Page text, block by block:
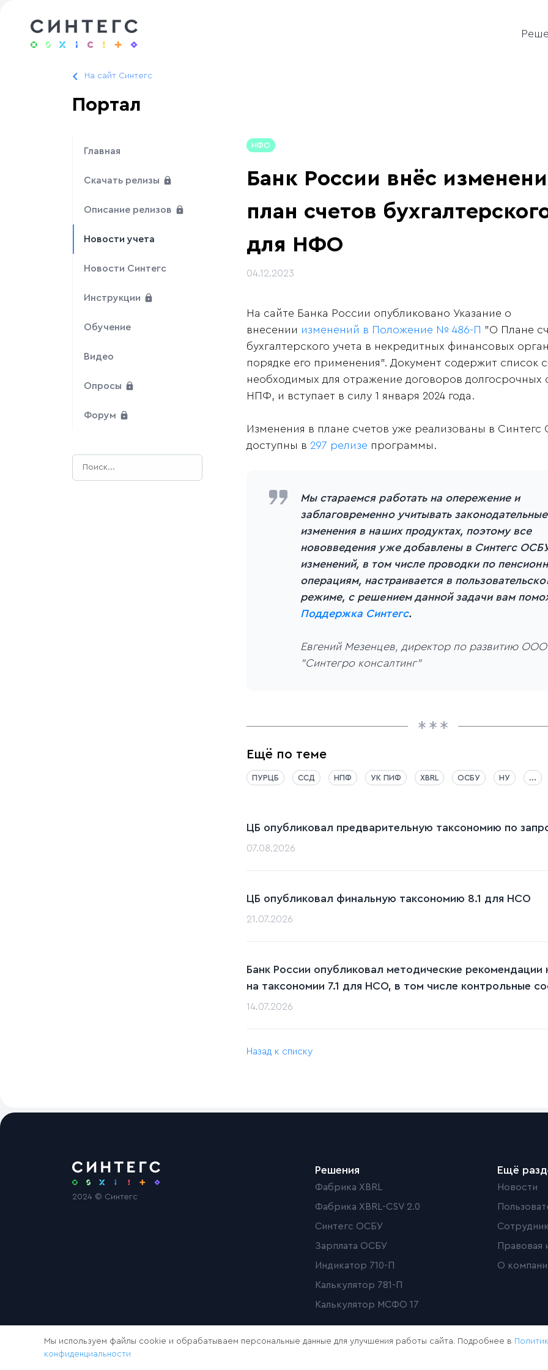
На сайт Синтегс
Портал
Главная
Скачать релизы
Описание релизов
Новости учета
Новости Синтегс
Инструкции
Обучение
Видео
Опросы
Форум
НФО
Банк России внёс
план счетов
для НФО
04.12.2023
На сайте Банка России опубликовано Указание о
внесении изменений в Положение № 486-П "О Плане
бухгалтерского учета в некредитных финансовых
порядке его применения". Документ содержит список
необходимых для отражение договоров долгосрочных
НПФ, и вступает в силу 1 января 2024 года.
Изменения в плане счетов уже реализованы в Синтегс
доступны в 297 релизе программы.
Мы стараемся работать на опережение и
заблаговременно учитывать законодательные
изменения в наших продуктах, поэтому все
нововведения уже добавлены в Синтегс
изменений, в том числе проводки по
операциям, настраивается в
режиме, с решением данной задачи вам
Поддержка Синтегс.
Евгений Мезенцев, директор по развитию ООО
"Синтегро консалтинг"
Ещё по теме
ПУРЦБ ССД НПФ УК ПИФ XBRL ОСБУ НУ ...
ЦБ опубликовал предварительную таксономию по
07.08.2026
ЦБ опубликовал финальную таксономию 8.1 для НСО
21.07.2026
Банк России опубликовал методические рекомендации
на таксономии 7.1 для НСО, в том числе контрольные
14.07.2026
Назад к списку
2024 © Синтегс
Решения
Фабрика XBRL
Фабрика XBRL-CSV 2.0
Синтегс ОСБУ
Зарплата ОСБУ
Индикатор 710-П
Калькулятор 781-П
Калькулятор МСФО 17
Ещё
Новости
Правовая
О
Мы используем файлы cookie и обрабатываем персональные данные для улучшения работы сайта. Подробнее в
конфиденциальности